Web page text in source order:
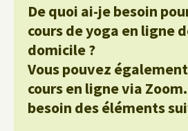
De quoi ai-je besoin
cours de yoga en ligne
domicile ?
Vous pouvez
cours en ligne via
besoin des éléments